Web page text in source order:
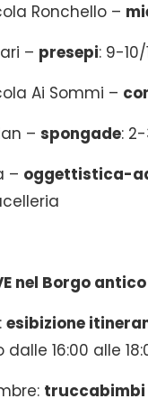
Ronchello –
– presepi: 9-
Ai Sommi –
–spongade:
– oggettistica-
nel Borgo
esibizione
16:00 alle
truccabimbi